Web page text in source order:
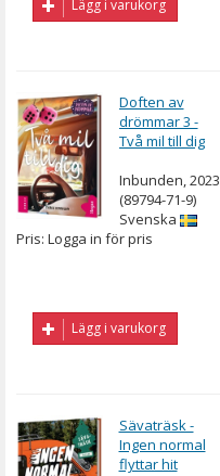
Lägg i varukorg
Doften av
drömmar 3 -
Två mil till dig
Inbunden, 2023
(89794-71-9)
Svenska
Pris: Logga in för pris
Lägg i varukorg
Sävaträsk -
Ingen normal
flyttar hit